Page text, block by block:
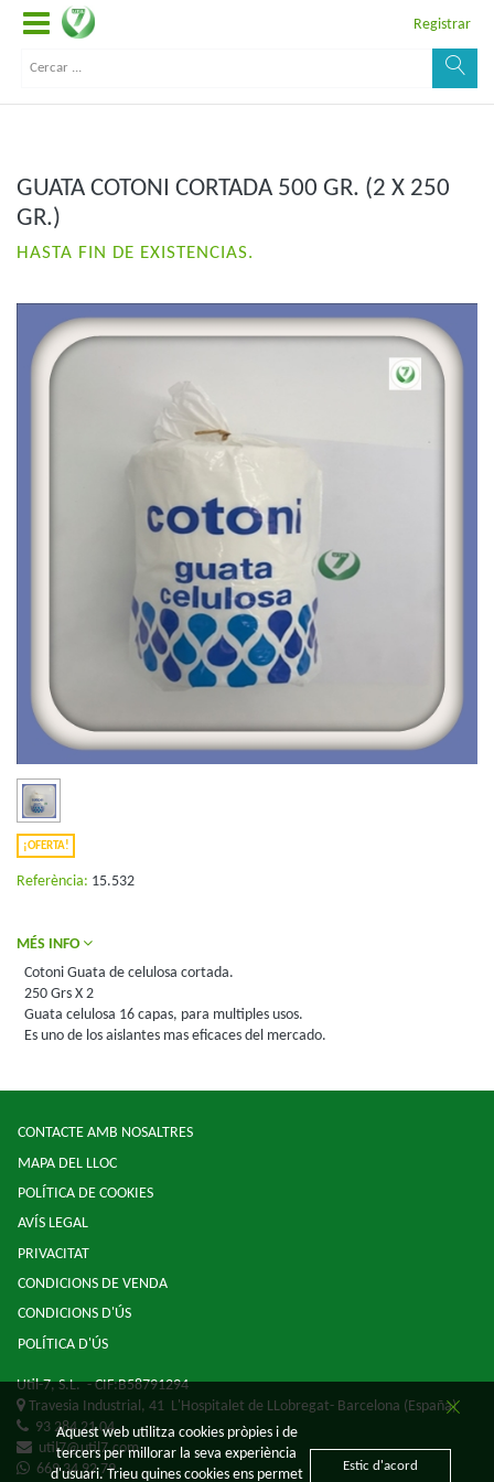
Registrar
GUATA COTONI CORTADA 500 GR. (2 X 250
GR.)
HASTA FIN DE EXISTENCIAS.
¡OFERTA!
Referència: 15.532
MÉS INFO
Cotoni Guata de celulosa cortada.
250 Grs X 2
Guata celulosa 16 capas, para multiples usos.
Es uno de los aislantes mas eficaces del mercado.
CONTACTE AMB NOSALTRES
MAPA DEL LLOC
POLÍTICA DE COOKIES
AVÍS LEGAL
PRIVACITAT
CONDICIONS DE VENDA
CONDICIONS D'ÚS
POLÍTICA D'ÚS
Util-7, S.L.- CIF:B58791294
Travesia Industrial, 41 L'Hospitalet de LLobregat- Barcelona (España)
93 284 21 04
util7@util7.com
669 34 92 79
Aquest web utilitza cookies pròpies i de
tercers per millorar la seva experiència
d'usuari. Trieu quines cookies ens permet
Estic d'acord